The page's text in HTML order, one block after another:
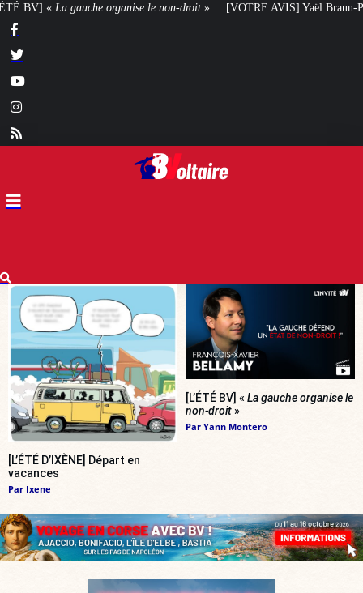
non-droit» [VOTRE AVIS] Yaël Braun-Pivet doit-elle renoncer à son
[L’ÉTÉ D’IXÈNE] Départ en
vacances
Par Ixene
[L’ÉTÉ BV] « La gauche organise le
non-droit»
Par Yann Montero